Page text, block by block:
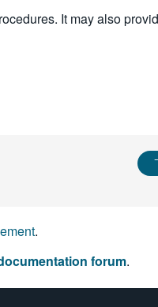
It may also
.
forum.